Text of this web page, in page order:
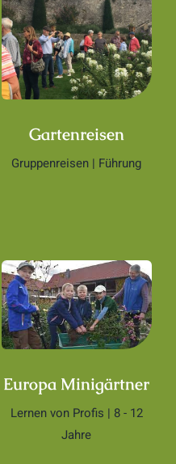
Gartenreisen
Gruppenreisen | Führung
Europa Minigärtner
Lernen von Profis | 8 - 12
Jahre